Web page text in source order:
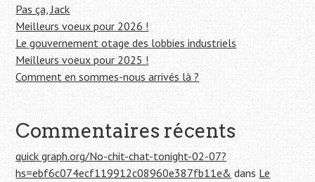
c
h
e
r
:
Pas ça, Jack
Meilleurs voeux pour 2026 !
Le gouvernement otage des lobbies industriels
Meilleurs voeux pour 2025 !
Comment en sommes-nous arrivés là ?
Commentaires récents
quick graph.org/No-chit-chat-tonight-02-07?
hs=ebf6c074ecf119912c08960e387fb11e& dans Le